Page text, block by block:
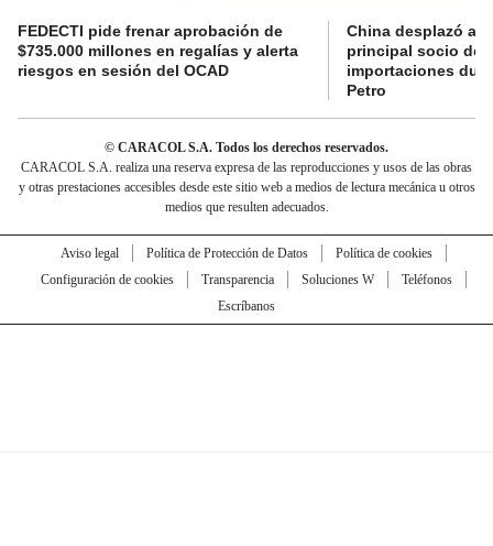
FEDECTI pide frenar aprobación de
$735.000 millones en regalías y alerta
riesgos en sesión del OCAD
China desplazó a
principal socio de
importaciones
Petro
© CARACOL S.A. Todos los derechos reservados.
CARACOL S.A. realiza una reserva expresa de las reproducciones y usos de las obras
y otras prestaciones accesibles desde este sitio web a medios de lectura mecánica u otros
medios que resulten adecuados.
Aviso legal Política de Protección de Datos
Política de cookies
Configuración de cookies
Transparencia Soluciones W
Teléfonos
Escríbanos